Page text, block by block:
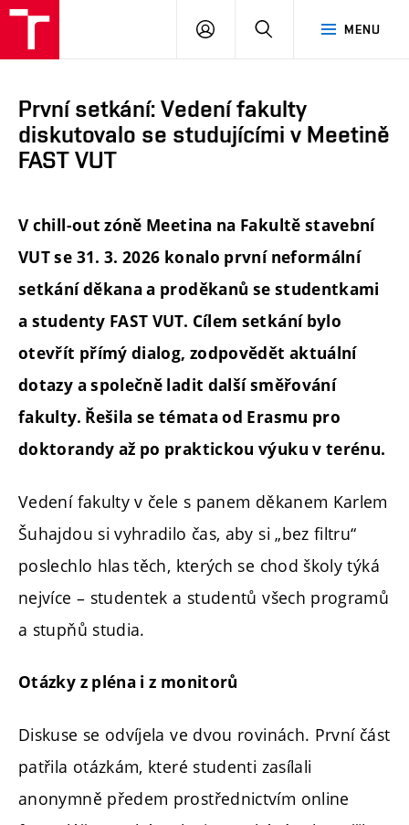
Brno
MENU
PŘIHLÁSIT
První setkání: Vedení fakulty
diskutovalo se studujícími v Meetině
FAST VUT
V chill-out zóně Meetina na Fakultě stavební
VUT se 31. 3. 2026 konalo první neformální
setkání děkana a proděkanů se studentkami
a studenty FAST VUT. Cílem setkání bylo
otevřít přímý dialog, zodpovědět aktuální
dotazy a společně ladit další směřování
fakulty. Řešila se témata od Erasmu pro
doktorandy až po praktickou výuku v terénu.
Vedení fakulty v čele s panem děkanem Karlem
Šuhajdou si vyhradilo čas, aby si „bez filtru“
poslechlo hlas těch, kterých se chod školy týká
nejvíce – studentek a studentů všech programů
a stupňů studia.
Otázky z pléna i z monitorů
Diskuse se odvíjela ve dvou rovinách. První část
patřila otázkám, které studenti zasílali
anonymně předem prostřednictvím online